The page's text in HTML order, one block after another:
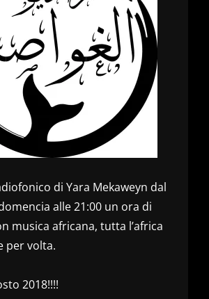
di Yara Mekaweyn dal
alle 21:00 un ora di
musica africana, tutta l’africa
per volta.
2018!!!!